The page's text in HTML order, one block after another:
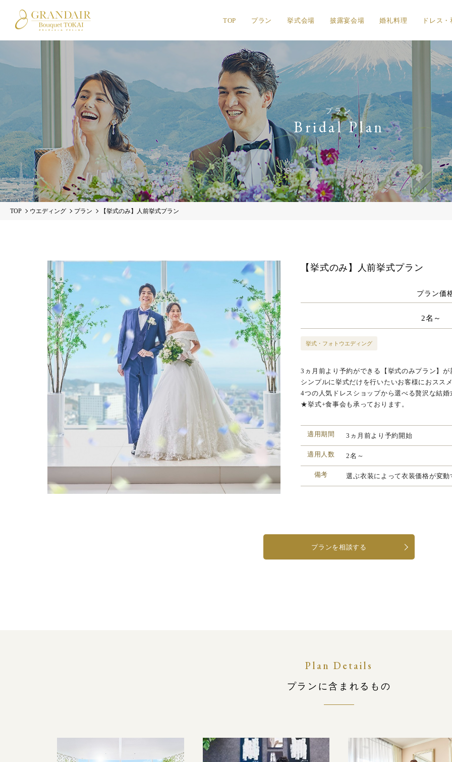
TOP プラン 挙式会場 披露宴会場 婚礼料理 ドレス
プラン
Bridal Plan
TOP ウエディング プラン 【挙式のみ】人前挙式プラン
【挙式のみ】人前挙式プラン
プラン価
2名～
挙式・フォトウエディング
3ヵ月前より予約ができる【挙式のみプラン】が
シンプルに挙式だけを行いたいお客様におスス
4つの人気ドレスショップから選べる贅沢な結婚
★挙式+食事会も承っております。
適用期間 3ヵ月前より予約開始
適用人数 2名～
備考 選ぶ衣装によって衣装価格が変
プランを相談する
Plan Details
プランに含まれるもの